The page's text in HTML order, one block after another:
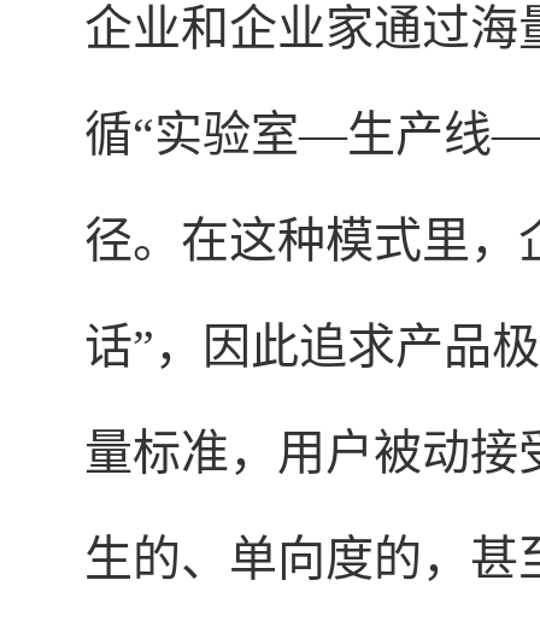
企业和企业家通过海
循“实验室—生产线
径。在这种模式里，
话”，因此追求产品
量标准，用户被动
生的、单向度的，甚